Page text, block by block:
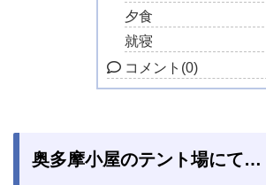
夕食
就寝
コメント (0)
奥多摩小屋のテント場にて…